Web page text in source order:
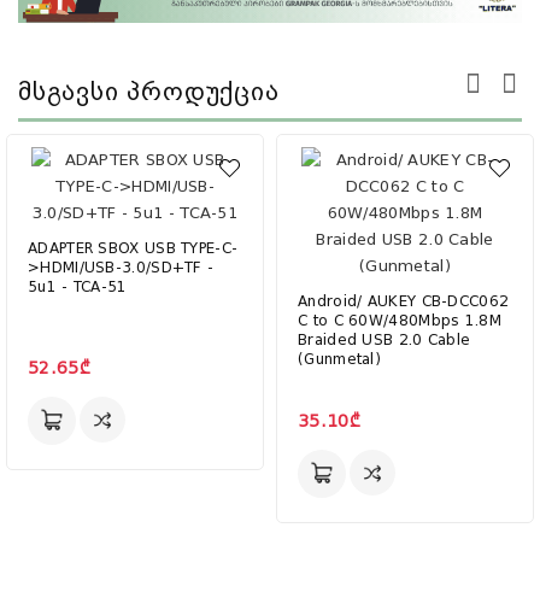
Მსგავსი Პროდუქცია
ADAPTER SBOX USB TYPE-C-
>HDMI/USB-3.0/SD+TF -
5u1 - TCA-51
52.65₾
Android/ AUKEY CB-DCC062
C to C 60W/480Mbps 1.8M
Braided USB 2.0 Cable
(Gunmetal)
35.10₾